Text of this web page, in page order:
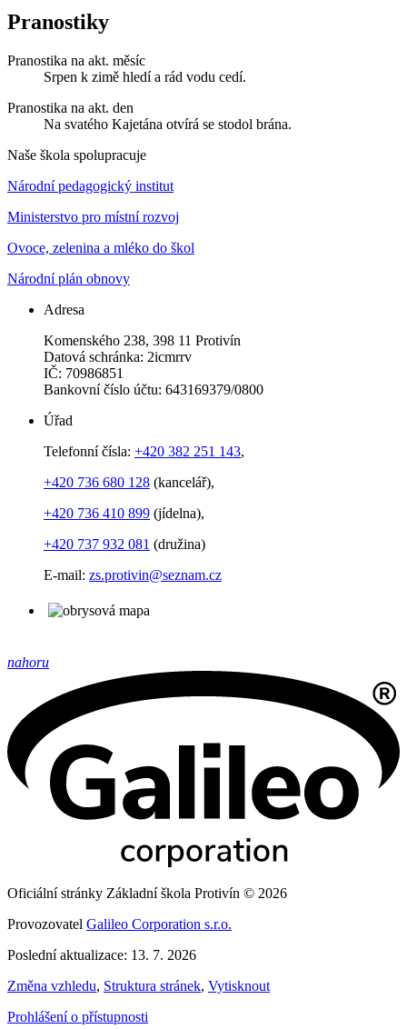
Pranostiky
Pranostika na akt. měsíc
Srpen k zimě hledí a rád vodu cedí.
Pranostika na akt. den
Na svatého Kajetána otvírá se stodol brána.
Naše škola spolupracuje
Národní pedagogický institut
Ministerstvo pro místní rozvoj
Ovoce, zelenina a mléko do škol
Národní plán obnovy
Adresa
Komenského 238, 398 11 Protivín
Datová schránka: 2icmrrv
IČ: 70986851
Bankovní číslo účtu: 643169379/0800
Úřad
Telefonní čísla: +420 382 251 143,
+420 736 680 128 (kancelář),
+420 736 410 899 (jídelna),
+420 737 932 081 (družina)
E-mail: zs.protivin@seznam.cz
nahoru
Oficiální stránky Základní škola Protivín © 2026
Provozovatel Galileo Corporation s.r.o.
Poslední aktualizace: 13. 7. 2026
Změna vzhledu, Struktura stránek, Vytisknout
Prohlášení o přístupnosti